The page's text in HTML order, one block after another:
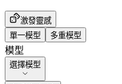
激發靈感
單一模型
多重模型
模型
選擇模型